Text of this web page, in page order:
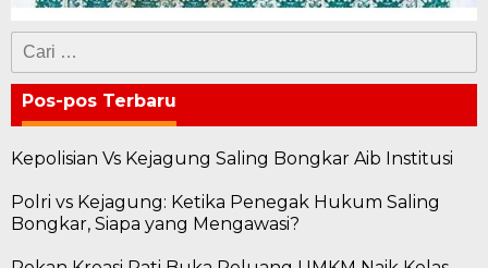
Cari
untuk:
Pos-pos Terbaru
Kepolisian Vs Kejagung Saling Bongkar Aib Institusi
Polri vs Kejagung: Ketika Penegak Hukum Saling
Bongkar, Siapa yang Mengawasi?